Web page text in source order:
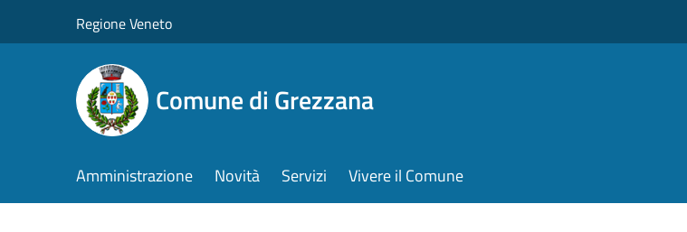
Regione Veneto
Comune di Grezzana
Amministrazione Novità Servizi Vivere il Comune